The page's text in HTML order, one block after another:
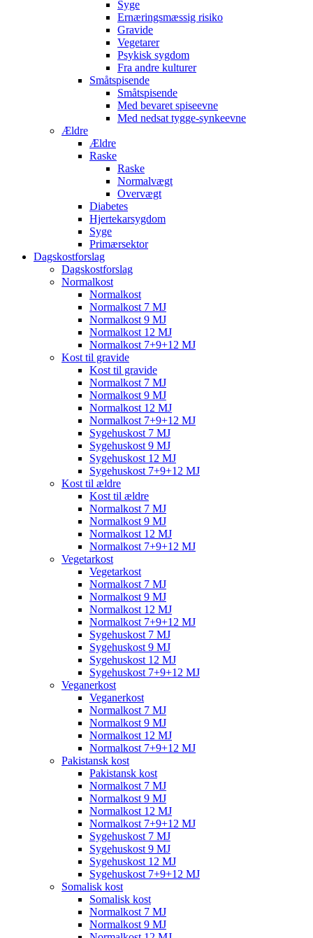
Syge
Ernæringsmæssig risiko
Gravide
Vegetarer
Psykisk sygdom
Fra andre kulturer
Småtspisende
Småtspisende
Med bevaret spiseevne
Med nedsat tygge-synkeevne
Ældre
Ældre
Raske
Raske
Normalvægt
Overvægt
Diabetes
Hjertekarsygdom
Syge
Primærsektor
Dagskostforslag
Dagskostforslag
Normalkost
Normalkost
Normalkost 7 MJ
Normalkost 9 MJ
Normalkost 12 MJ
Normalkost 7+9+12 MJ
Kost til gravide
Kost til gravide
Normalkost 7 MJ
Normalkost 9 MJ
Normalkost 12 MJ
Normalkost 7+9+12 MJ
Sygehuskost 7 MJ
Sygehuskost 9 MJ
Sygehuskost 12 MJ
Sygehuskost 7+9+12 MJ
Kost til ældre
Kost til ældre
Normalkost 7 MJ
Normalkost 9 MJ
Normalkost 12 MJ
Normalkost 7+9+12 MJ
Vegetarkost
Vegetarkost
Normalkost 7 MJ
Normalkost 9 MJ
Normalkost 12 MJ
Normalkost 7+9+12 MJ
Sygehuskost 7 MJ
Sygehuskost 9 MJ
Sygehuskost 12 MJ
Sygehuskost 7+9+12 MJ
Veganerkost
Veganerkost
Normalkost 7 MJ
Normalkost 9 MJ
Normalkost 12 MJ
Normalkost 7+9+12 MJ
Pakistansk kost
Pakistansk kost
Normalkost 7 MJ
Normalkost 9 MJ
Normalkost 12 MJ
Normalkost 7+9+12 MJ
Sygehuskost 7 MJ
Sygehuskost 9 MJ
Sygehuskost 12 MJ
Sygehuskost 7+9+12 MJ
Somalisk kost
Somalisk kost
Normalkost 7 MJ
Normalkost 9 MJ